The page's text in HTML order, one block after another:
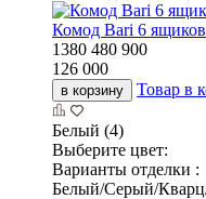
Комод Bari 6 ящиков
1380 480 900
126 000
в корзину Товар в
Белый (4)
Выберите цвет:
Варианты отделки :
Белый/Серый/